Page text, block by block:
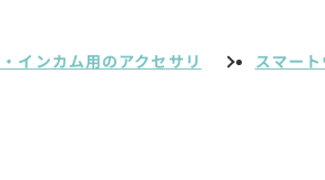
インカム用のアクセサリ スマー